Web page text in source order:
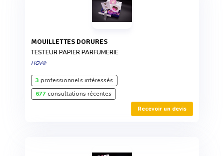
MOUILLETTES DORURES
TESTEUR PAPIER PARFUMERIE
HGV®
3 professionnels intéressés
677consultations récentes
Recevoir un devis